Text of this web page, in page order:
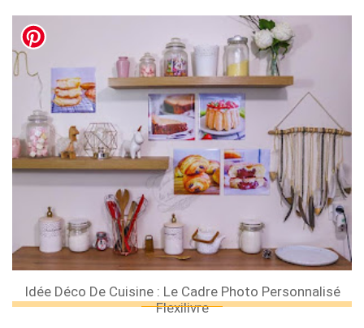
Idée Déco De Cuisine : Le Cadre Photo Personnalisé
Flexilivre